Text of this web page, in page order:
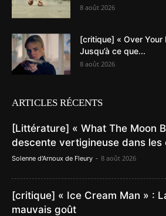
8 août 2026
[critique] « Over Your
Jusqu’à ce que...
8 août 2026
ARTICLES RÉCENTS
[Littérature] « What The Moon
descente vertigineuse dans les
Solenne d'Arnoux de Fleury - 8 août 2026
[critique] « Ice Cream Man » :
mauvais goût